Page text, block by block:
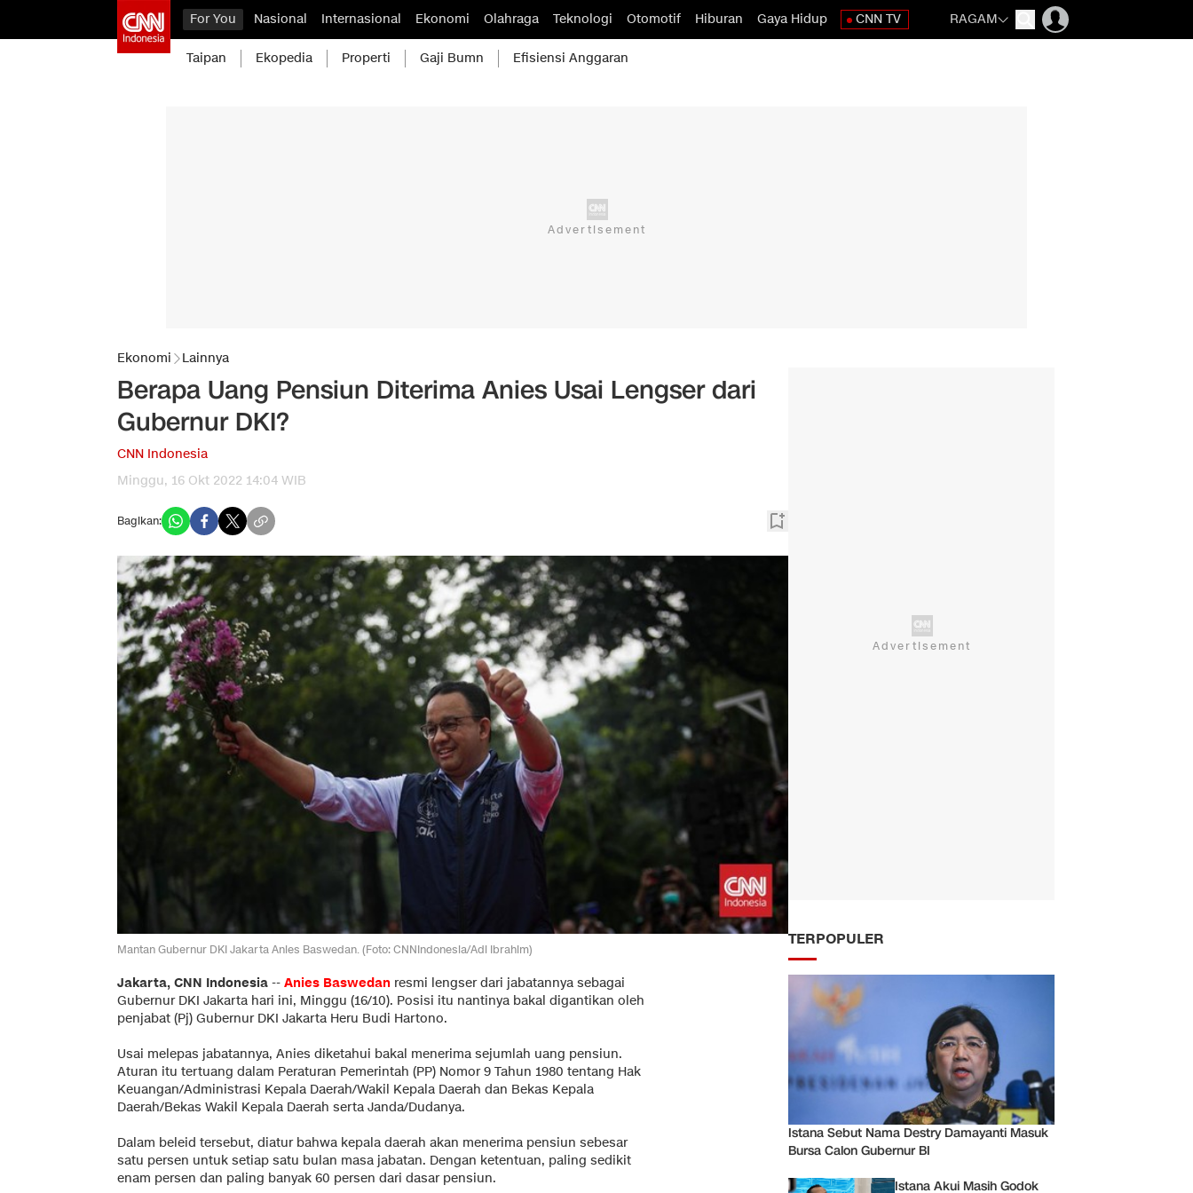
For You Nasional Internasional Ekonomi Olahraga Teknologi Otomotif Hiburan Gaya Hidup CNN TV RAGAM
Taipan Ekopedia Properti Gaji Bumn Efisiensi Anggaran
Ekonomi Lainnya
Berapa Uang Pensiun Diterima Anies Usai Lengser dari
Gubernur DKI?
CNN Indonesia
Minggu, 16 Okt 2022 14:04 WIB
Bagikan:
Mantan Gubernur DKI Jakarta Anies Baswedan. (Foto: CNNIndonesia/Adi Ibrahim)
Jakarta, CNN Indonesia -- Anies Baswedan resmi lengser dari jabatannya sebagai
Gubernur DKI Jakarta hari ini, Minggu (16/10). Posisi itu nantinya bakal digantikan oleh
penjabat (Pj) Gubernur DKI Jakarta Heru Budi Hartono.
Usai melepas jabatannya, Anies diketahui bakal menerima sejumlah uang pensiun.
Aturan itu tertuang dalam Peraturan Pemerintah (PP) Nomor 9 Tahun 1980 tentang Hak
Keuangan/Administrasi Kepala Daerah/Wakil Kepala Daerah dan Bekas Kepala
Daerah/Bekas Wakil Kepala Daerah serta Janda/Dudanya.
Dalam beleid tersebut, diatur bahwa kepala daerah akan menerima pensiun sebesar
satu persen untuk setiap satu bulan masa jabatan. Dengan ketentuan, paling sedikit
enam persen dan paling banyak 60 persen dari dasar pensiun.
TERPOPULER
Istana Sebut Nama Destry Damayanti Masuk
Bursa Calon Gubernur BI
Istana Akui Masih Godok